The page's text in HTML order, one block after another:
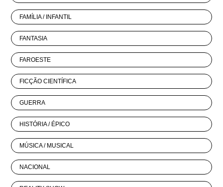
FAMÍLIA / INFANTIL
FANTASIA
FAROESTE
FICÇÃO CIENTÍFICA
GUERRA
HISTÓRIA / ÉPICO
MÚSICA / MUSICAL
NACIONAL